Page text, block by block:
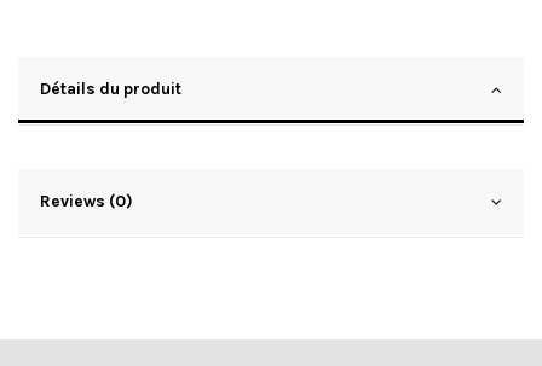
Détails du produit
Reviews (0)